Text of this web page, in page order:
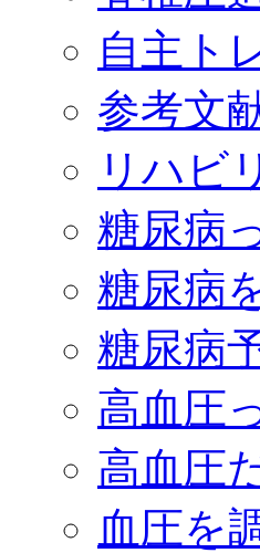
自主ト
参考文
リハビ
糖尿病
糖尿病
糖尿病
高血圧
高血圧
血圧を